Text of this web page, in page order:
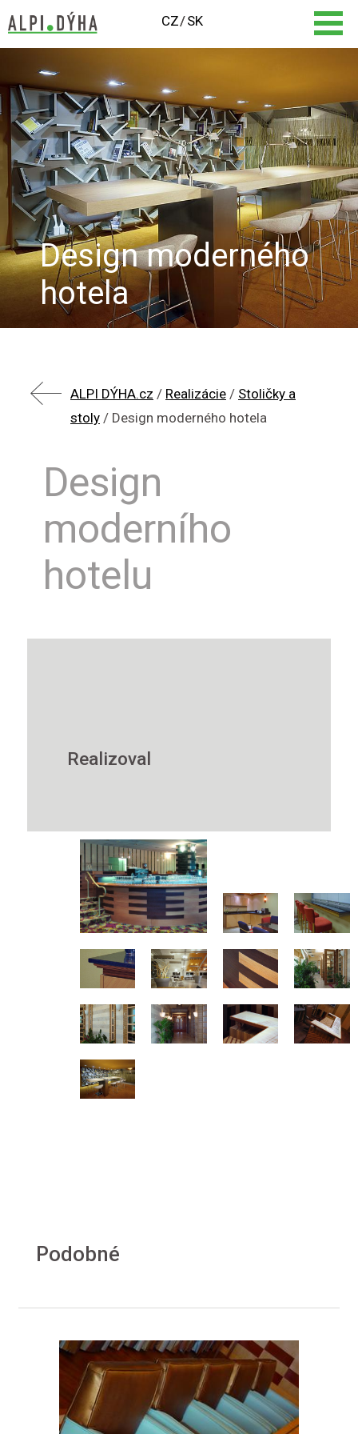
CZ SK
Design moderného
hotela
ALPI DÝHA.cz / Realizácie / Stoličky a
stoly / Design moderného hotela
Design
moderního
hotelu
Realizoval
Podobné